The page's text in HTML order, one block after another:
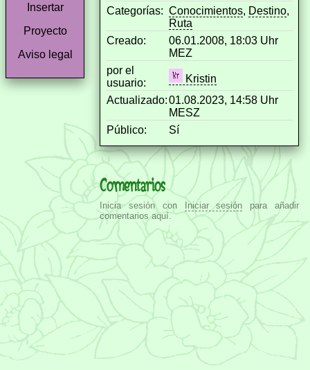
Insertar
Proyecto
Aviso legal
Categorías: Conocimientos, Destino,
Ruta
Creado:
06.01.2008, 18:03 Uhr
MEZ
por el
usuario:
Kristin
Actualizado:01.08.2023, 14:58 Uhr
MESZ
Público:
Sí
Comentarios
Inicia sesión con Iniciar sesión para añadir
comentarios aquí.